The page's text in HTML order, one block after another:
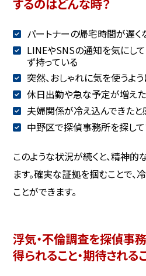
パートナーの帰宅時間が遅く
LINEやSNSの通知を気にし
ず持っている
突然、おしゃれに気を使うよ
休日出勤や急な予定が増えた
夫婦関係が冷え込んできたと
中野区で探偵事務所を探し
このような状況が続くと、精神的
ます。確実な証拠を掴むことで
ことができます。
浮気・不倫調査を探偵事
得られること・期待される